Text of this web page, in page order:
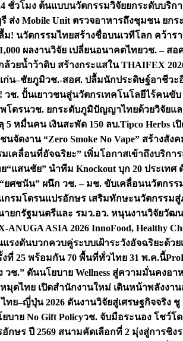
ชั่วโมง ต้นแบบนวัตกรรมวิจัยยกระดับบริก
ส่ง Mobile Unit ตรวจอาหารถึงชุมชน ยก
ม! นวัตกรรมไทยสร้างชื่อบนเวทีโลก คว้ารา
ผลงานวิจัย เปลี่ยนอนาคตไทยวช. – สอ
วยน้ำว้าดิบ สร้างกระแสใน THAIFEX
ก่น–ชัยภูมิวช.-สอศ. ปลื้มนักประดิษฐ์อาชีวะอี
วช. ปั้นเยาวชนสู่นวัตกรเทคโนโลยีไร้คนขั
โดรนวช. ยกระดับภูมิปัญญาไทยด้วยวิจัยแ
หมื่นคน เงินสะพัด 150 ลบ.Tipco Herbs
นจัดงาน “Zero Smoke No Vape” สร้างสั
เคลื่อนที่อัจฉริยะ” เพิ่มโอกาสเข้าถึงบริกา
“แสนชัย” นำทีม Knockout บุก 20 ประเทศ
“ยศชนัน” ผนึก วช. – มช. ขับเคลื่อนนวัตกร
กรมโดรนแปรอักษร เสริมทักษะนวัตกรรม
นายกรัฐมนตรีและ รมว.อว. หนุนงานวิจัย
ASIA 2026 InnoFood, Healthy
งดันบวกควบคู่ระบบเฝ้าระวังอัจฉริยะด้ว
ที่ 25 พร้อมกัน 70 พื้นที่ทั่วไทย 31 พ.ค.นี้
วช.” ดันนโยบาย Wellness สู่ความมั่นคงอา
มุดไทย เปิดสำนักงานใหม่ เดินหน้าพลังงา
ไทย–ญี่ปุ่น 2026 ดันงานวิจัยสู่เศรษฐกิจจริง
บาย No Gift Policyวช. จับมือระนอง โชว์โ
กษร ปี 2569 สนามคัดเลือกที่ 2 มุ่งสู่การชิง